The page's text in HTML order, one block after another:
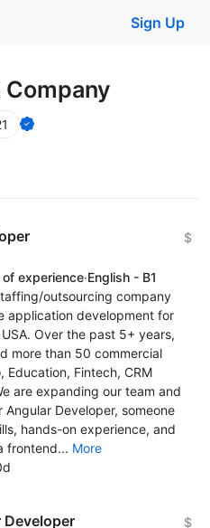
Sign Up
Company
$
of experience·English - B1
outsourcing company
application development for
Over the past 5+ years,
more than 50 commercial
Education, Fintech, CRM
are expanding our team and
Developer, someone
hands-on experience, and
frontend... More
$